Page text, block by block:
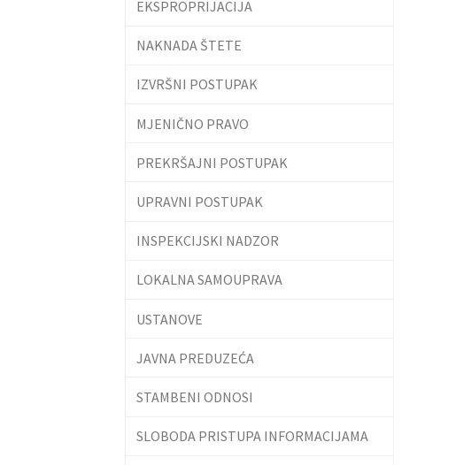
EKSPROPRIJACIJA
NAKNADA ŠTETE
IZVRŠNI POSTUPAK
MJENIČNO PRAVO
PREKRŠAJNI POSTUPAK
UPRAVNI POSTUPAK
INSPEKCIJSKI NADZOR
LOKALNA SAMOUPRAVA
USTANOVE
JAVNA PREDUZEĆA
STAMBENI ODNOSI
SLOBODA PRISTUPA INFORMACIJAMA